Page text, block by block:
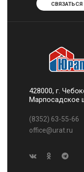
428000, г.
Марпосадское
(8352) 63-55-66
office@urat.ru